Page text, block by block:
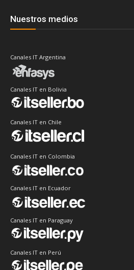
Nuestros medios
Canales IT Argentina
Canales IT en Bolivia
Canales IT en Chile
Canales IT en Colombia
Canales IT en Ecuador
Canales IT en Paraguay
Canales IT en Perú